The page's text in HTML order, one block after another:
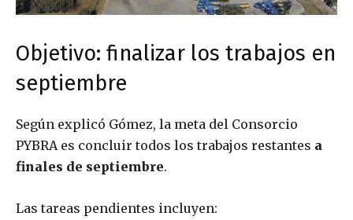
Objetivo: finalizar los trabajos en
septiembre
Según explicó Gómez, la meta del Consorcio
PYBRA es concluir todos los trabajos restantes a
finales de septiembre.
Las tareas pendientes incluyen: